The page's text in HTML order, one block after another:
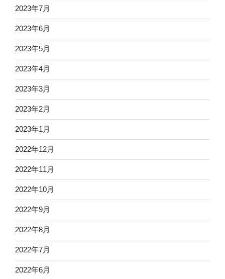
2023年7月
2023年6月
2023年5月
2023年4月
2023年3月
2023年2月
2023年1月
2022年12月
2022年11月
2022年10月
2022年9月
2022年8月
2022年7月
2022年6月